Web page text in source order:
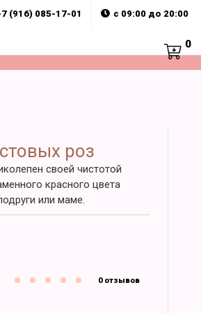
(916) 085-17-01 с 09:00 до 20:00
0
роз
своей чистотой
красного цвета
или маме.
0 отзывов